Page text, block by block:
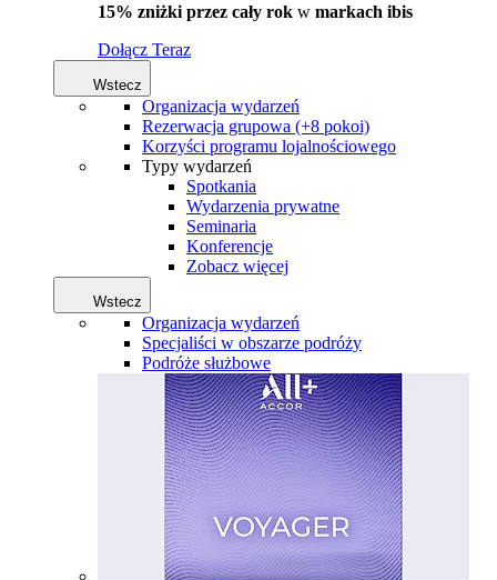
15% zniżki przez cały rok w markach ibis
Dołącz Teraz
Wstecz
Organizacja wydarzeń
Rezerwacja grupowa (+8 pokoi)
Korzyści programu lojalnościowego
Typy wydarzeń
Spotkania
Wydarzenia prywatne
Seminaria
Konferencje
Zobacz więcej
Wstecz
Organizacja wydarzeń
Specjaliści w obszarze podróży
Podróże służbowe